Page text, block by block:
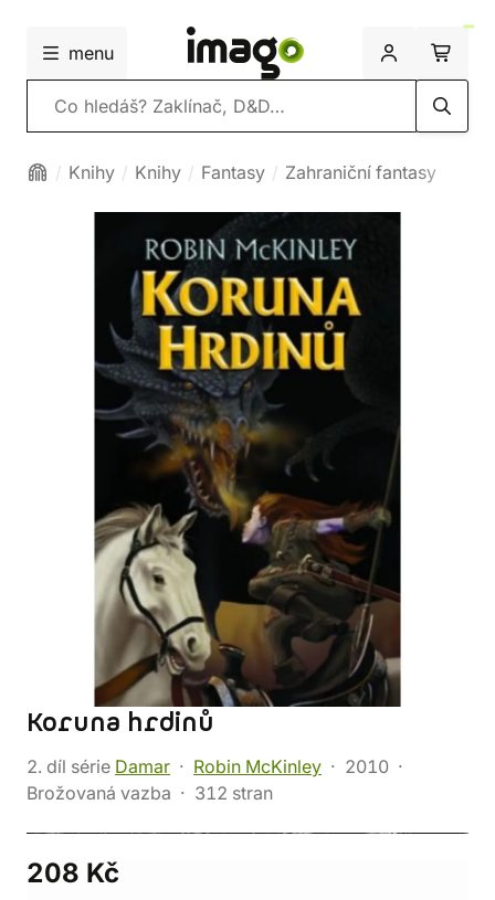
menu
Vyhledávání
Knihy Knihy Fantasy Zahraniční fantasy
Koruna hrdinů
2. díl série Damar Robin McKinley
2010
Brožovaná vazba
312 stran
208 Kč